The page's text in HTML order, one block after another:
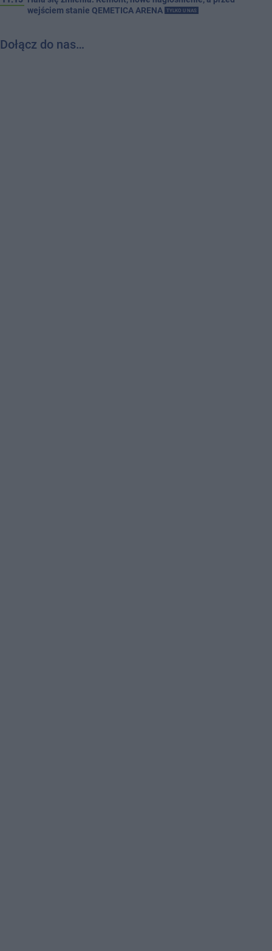
wejściem stanie QEMETICA ARENA
TYLKO U NAS
Dołącz do nas…